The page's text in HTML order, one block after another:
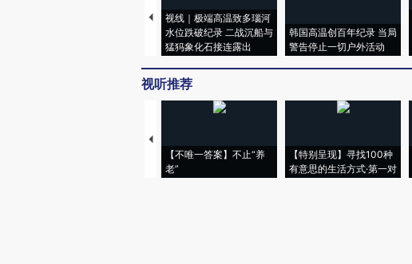
视线｜极端高温致多瑙河
水位跌破纪录 二战沉船与
猛犸象化石接连露出
韩国高温创百年纪录 当局
警告停止一切户外活动
视听推荐
【不唯一答案】不止“养
老”
【特别呈现】寻找100种
有意思的生活方式·第一对